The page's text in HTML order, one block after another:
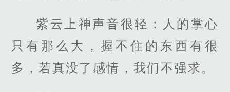
紫云上神声音很轻：人的掌心
只有那么大，握不住的东西有很
多，若真没了感情，我们不强求。